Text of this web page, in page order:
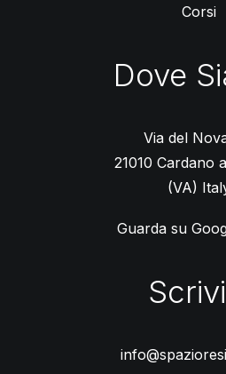
Corsi
Dove
Via del
21010 Cardano
(VA)
Guarda su